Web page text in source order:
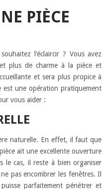
PIÈCE
l’éclaircir ? Vous avez
plus de charme à la pièce et
et sera plus propice à
est une opération pratiquement
vous aider :
naturelle. En effet, il faut que
ait une excellente ouverture
le cas, il reste à bien organiser
pas encombrer les fenêtres. Il
parfaitement pénétrer et